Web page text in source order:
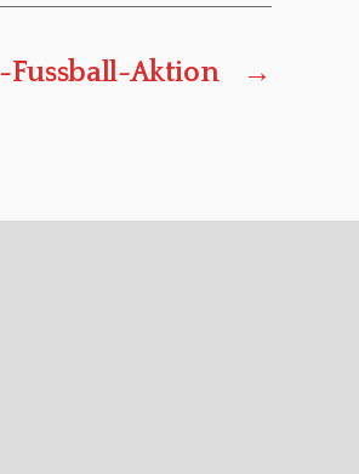
→
Fussball-Aktion